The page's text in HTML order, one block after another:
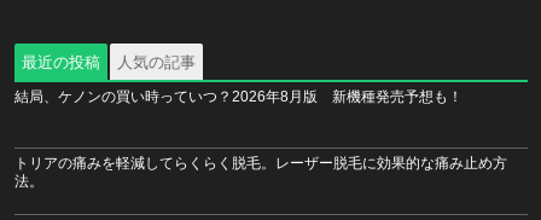
最近の投稿 人気の記事
結局、ケノンの買い時っていつ？2026年8月版 新機種発売予想も！
トリアの痛みを軽減してらくらく脱毛。レーザー脱毛に効果的な痛み止め方
法。